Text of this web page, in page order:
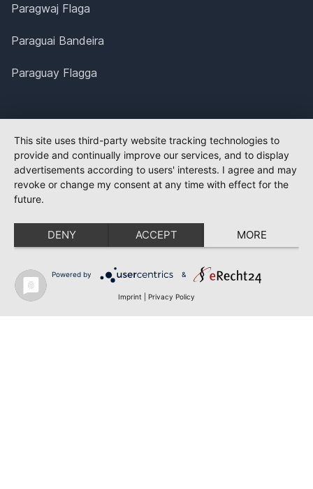
Paragwaj Flaga
Paraguai Bandeira
Paraguay Flagga
This site uses third-party website tracking technologies to
provide and continually improve our services, and to display
advertisements according to users' interests. I agree and may
revoke or change my consent at any time with effect for the
future.
DENY ACCEPT MORE
Powered by &
Imprint Privacy Policy